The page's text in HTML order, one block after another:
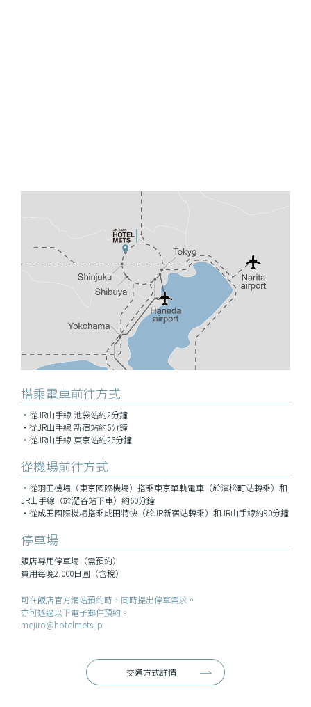
搭乘電車前往方式
・從JR山手線 池袋站約2分鐘
・從JR山手線 新宿站約6分鐘
・從JR山手線 東京站約26分鐘
從機場前往方式
・從羽田機場（東京國際機場）搭乘東京單軌電車（於濱松町站轉乘）和
JR山手線（於澀谷站下車）約60分鐘
・從成田國際機場搭乘成田特快（於JR新宿站轉乘）和JR山手線約90分鐘
停車場
飯店專用停車場（需預約）
費用每晚2,000日圓（含稅）
可在飯店官方網站預約時，同時提出停車需求。
亦可透過以下電子郵件預約。
mejiro@hotelmets.jp
交通方式詳情